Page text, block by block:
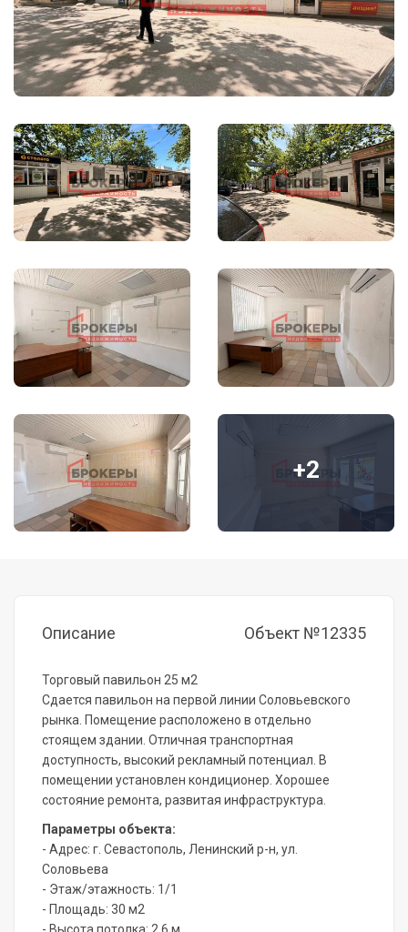
+2
Описание Объект №12335
Торговый павильон 25 м2
Сдается павильон на первой линии Соловьевского
рынка. Помещение расположено в отдельно
стоящем здании. Отличная транспортная
доступность, высокий рекламный потенциал. В
помещении установлен кондиционер. Хорошее
состояние ремонта, развитая инфраструктура.
Параметры объекта:
- Адрес: г. Севастополь, Ленинский р-н, ул.
Соловьева
- Этаж/этажность: 1/1
- Площадь: 30 м2